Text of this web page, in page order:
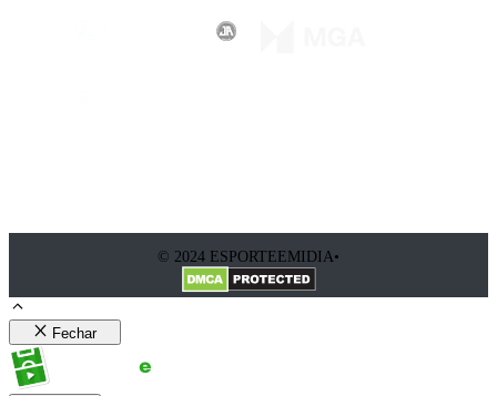
© 2024 ESPORTEEMIDIA•
Fechar